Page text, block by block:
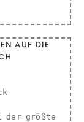
AUF DIE
der größte